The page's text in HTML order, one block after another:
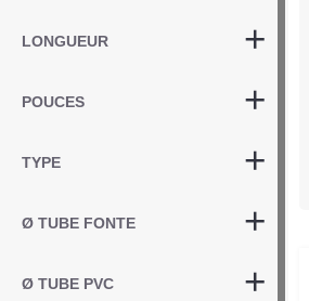
LONGUEUR
POUCES
TYPE
Ø TUBE FONTE
Ø TUBE PVC